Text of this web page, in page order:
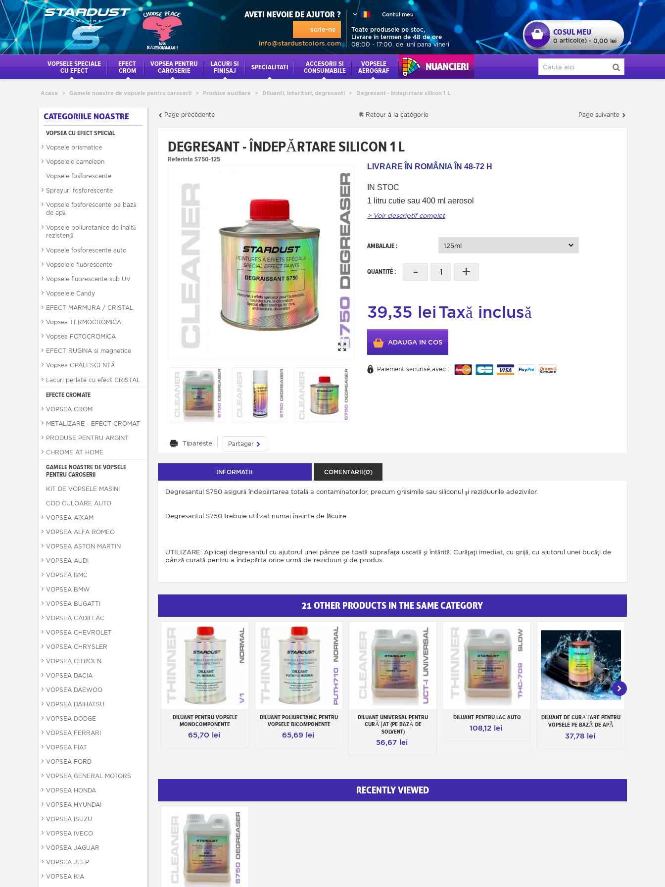
COSUL MEU
0 articol(e) - 0,00 lei
AVETI NEVOIE DE AJUTOR ?
scrie-ne
info@stardustcolors.com
Contul meu
Toate produsele pe stoc,
Livrare în termen de 48 de ore
08:00 - 17:00, de luni pana vineri
VOPSELE SPECIALE
CU EFECT
EFECT
CROM
VOPSEA PENTRU
CAROSERIE
LACURI SI
FINISAJ
SPECIALITATI
ACCESORII SI
CONSUMABILE
VOPSELE
AEROGRAF
NUANCIERI
Acasa > Gamele noastre de vopsele pentru caroserii > Produse auxiliare > Diluanti, intaritori, degresanti > Degresant - îndepărtare silicon 1 L
CATEGORIILE NOASTRE
VOPSEA CU EFECT SPECIAL
Vopsele prismatice
Vopselele cameleon
Vopsele fosforescente
Sprayuri fosforescente
Vopsele fosforescente pe bază
de apă
Vopsele poliuretanice de înaltă
rezistență
Vopsele fosforescente auto
Vopselele fluorescente
Vopsele fluorescente sub UV
Vopselele Candy
EFECT MARMURA / CRISTAL
Vopsea TERMOCROMICA
Vopsea FOTOCROMICA
EFECT RUGINA si magnetice
Vopsea OPALESCENTĂ
Lacuri perlate cu efect CRISTAL
EFECTE CROMATE
VOPSEA CROM
METALIZARE - EFECT CROMAT
PRODUSE PENTRU ARGINT
CHROME AT HOME
GAMELE NOASTRE DE VOPSELE
PENTRU CAROSERII
KIT DE VOPSELE MASINI
COD CULOARE AUTO
VOPSEA AIXAM
VOPSEA ALFA ROMEO
VOPSEA ASTON MARTIN
VOPSEA AUDI
VOPSEA BMC
VOPSEA BMW
VOPSEA BUGATTI
VOPSEA CADILLAC
VOPSEA CHEVROLET
VOPSEA CHRYSLER
VOPSEA CITROEN
VOPSEA DACIA
VOPSEA DAEWOO
VOPSEA DAIHATSU
VOPSEA DODGE
VOPSEA FERRARI
VOPSEA FIAT
VOPSEA FORD
VOPSEA GENERAL MOTORS
VOPSEA HONDA
VOPSEA HYUNDAI
VOPSEA ISUZU
VOPSEA IVECO
VOPSEA JAGUAR
VOPSEA JEEP
VOPSEA KIA
Page précédente Page suivante
Retour à la catégorie
DEGRESANT - ÎNDEPĂRTARE SILICON 1 L
Referinta S750-125
LIVRARE ÎN ROMÂNIA ÎN 48-72 H
IN STOC
1 litru cutie sau 400 ml aerosol
> Voir descriptif complet
AMBALAJE : 125ml
QUANTITÉ : - +
39,35 leiTaxă inclusă
ADAUGA IN COS
Paiement securisé avec :
Tipareste Partager
INFORMATII COMENTARII(0)
Degresantul S750 asigură îndepărtarea totală a contaminatorilor, precum grăsimile sau siliconul şi reziduurile adezivilor.
Degresantul S750 trebuie utilizat numai înainte de lăcuire.
UTILIZARE: Aplicaţi degresantul cu ajutorul unei pânze pe toată suprafaţa uscată şi întărită. Curăţaţi imediat, cu grijă, cu ajutorul unei bucăţi de
pânză curată pentru a îndepărta orice urmă de reziduuri şi de produs.
21 OTHER PRODUCTS IN THE SAME CATEGORY
Add to cart
DILUANT PENTRU VOPSELE
MONOCOMPONENTE
65,70 lei
Add to cart
DILUANT POLIURETANIC PENTRU
VOPSELE BICOMPONENTE
65,69 lei
Add to cart
DILUANT UNIVERSAL PENTRU
CURĂŢAT (PE BAZĂ DE
SOLVENT)
56,67 lei
Add to cart
DILUANT PENTRU LAC AUTO
108,12 lei
Add to cart
DILUANT DE CURĂȚARE PENTRU
VOPSELE PE BAZĂ DE APĂ
37,78 lei
RECENTLY VIEWED